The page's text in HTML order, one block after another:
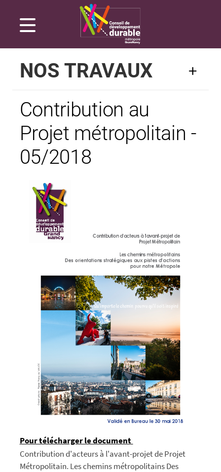
Gestion de vos préférences sur les cookies
NOS TRAVAUX
Contribution au
Projet métropolitain -
05/2018
Pour télécharger le document
Contribution d'acteurs à l'avant-projet de Projet
Métropolitain. Les chemins métropolitains Des